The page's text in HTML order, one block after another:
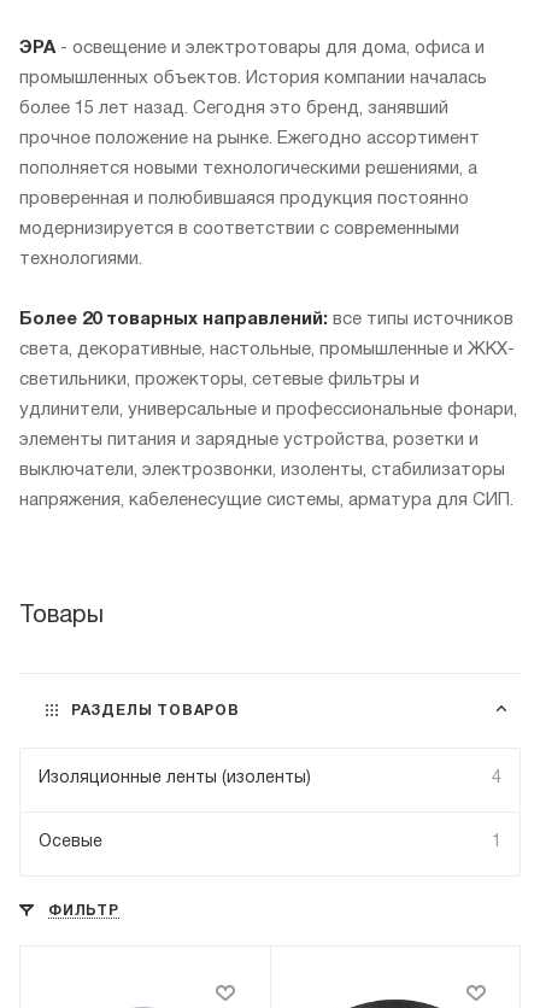
ЭРА - освещение и электротовары для дома, офиса и
промышленных объектов. История компании началась
более 15 лет назад. Сегодня это бренд, занявший
прочное положение на рынке. Ежегодно ассортимент
пополняется новыми технологическими решениями, а
проверенная и полюбившаяся продукция постоянно
модернизируется в соответствии с современными
технологиями.
Более 20 товарных направлений: все типы источников
света, декоративные, настольные, промышленные и ЖКХ-
светильники, прожекторы, сетевые фильтры и
удлинители, универсальные и профессиональные фонари,
элементы питания и зарядные устройства, розетки и
выключатели, электрозвонки, изоленты, стабилизаторы
напряжения, кабеленесущие системы, арматура для СИП.
Товары
РАЗДЕЛЫ ТОВАРОВ
Изоляционные ленты (изоленты) 4
Осевые 1
ФИЛЬТР